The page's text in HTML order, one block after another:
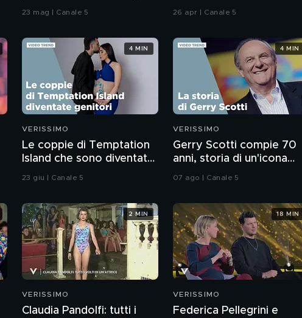
Giorgio"
23 mag | Canale 5
Chiatti"
26 apr | Canale 5
VERISSIMO
Le coppie di Temptation
Island che sono diventate
genitori
23 giu | Canale 5
4 MIN
VERISSIMO
Gerry Scotti compie 70
anni, storia di un'icona
della tv
07 ago | Canale 5
4 MIN
VERISSIMO
Claudia Pandolfi: tutti i
2 MIN
VERISSIMO
Federica Pellegrini e
18 MIN